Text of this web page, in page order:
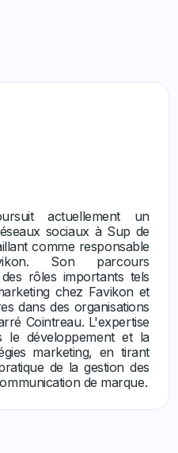
actuellement un
sociaux à Sup de
comme responsable
Son parcours
rôles importants tels
chez Favikon et
dans des organisations
Cointreau. L'expertise
le développement et la
marketing, en tirant
de la gestion des
de marque.